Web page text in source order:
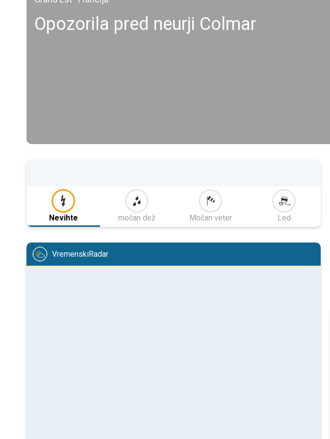
Opozorila pred neurji Colmar
Nevihte močan dež Močan veter Led
VremenskiRadar